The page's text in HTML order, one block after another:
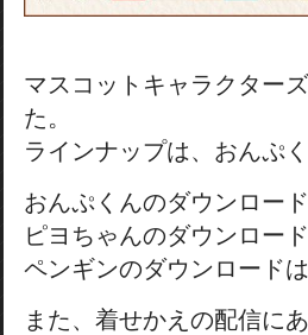
マスコットキャラクター
た。
ラインナップは、おんぷ
おんぷくんのダウンロー
ピヨちゃんのダウンロー
ペンギンのダウンロード
また、着せかえの配信にあ